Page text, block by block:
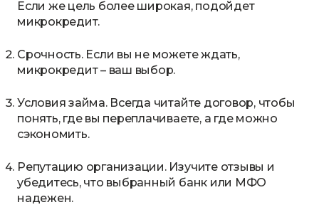
Если же цель более широкая, подойдет
микрокредит.
Срочность. Если вы не можете ждать,
микрокредит – ваш выбор.
Условия займа. Всегда читайте договор, чтобы
понять, где вы переплачиваете, а где можно
сэкономить.
Репутацию организации. Изучите отзывы и
убедитесь, что выбранный банк или МФО
надежен.